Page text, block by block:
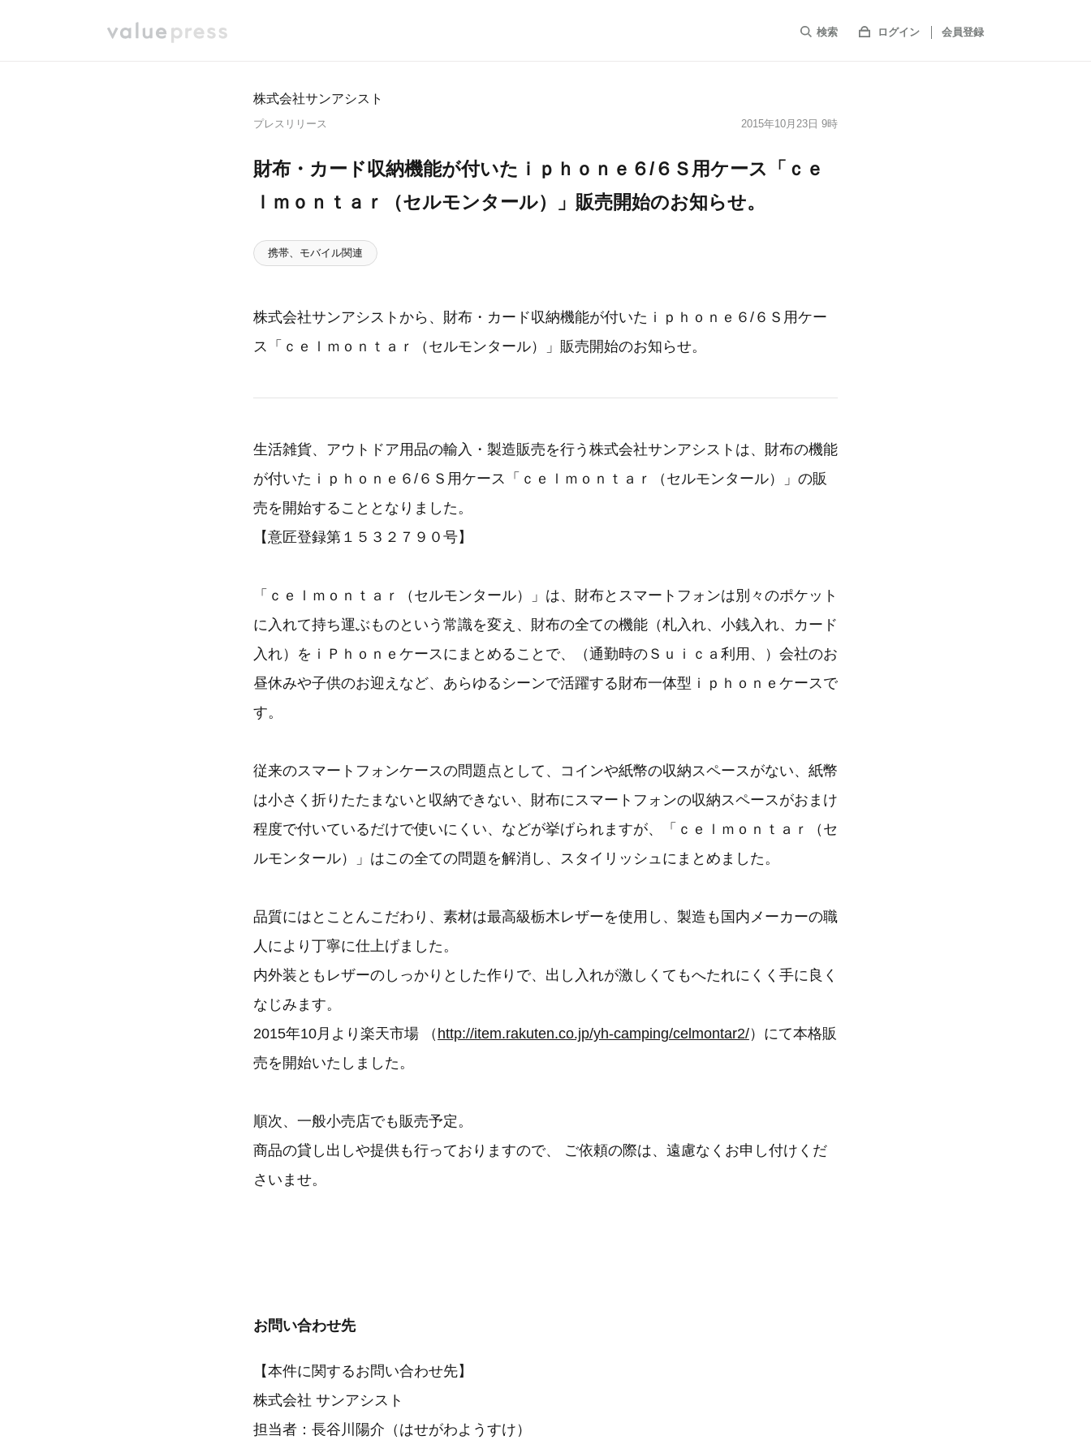
検索 ログイン 会員登録
株式会社サンアシスト
プレスリリース 2015年10月23日 9時
財布・カード収納機能が付いたｉｐｈｏｎｅ６/６Ｓ用ケース「ｃｅ
ｌｍｏｎｔａｒ（セルモンタール）」販売開始のお知らせ。
携帯、モバイル関連
株式会社サンアシストから、財布・カード収納機能が付いたｉｐｈｏｎｅ６/６Ｓ用ケー
ス「ｃｅｌｍｏｎｔａｒ（セルモンタール）」販売開始のお知らせ。
生活雑貨、アウトドア用品の輸入・製造販売を行う株式会社サンアシストは、財布の機能
が付いたｉｐｈｏｎｅ６/６Ｓ用ケース「ｃｅｌｍｏｎｔａｒ（セルモンタール）」の販
売を開始することとなりました。
【意匠登録第１５３２７９０号】
「ｃｅｌｍｏｎｔａｒ（セルモンタール）」は、財布とスマートフォンは別々のポケット
に入れて持ち運ぶものという常識を変え、財布の全ての機能（札入れ、小銭入れ、カード
入れ）をｉＰｈｏｎｅケースにまとめることで、（通勤時のＳｕｉｃａ利用、）会社のお
昼休みや子供のお迎えなど、あらゆるシーンで活躍する財布一体型ｉｐｈｏｎｅケースで
す。
従来のスマートフォンケースの問題点として、コインや紙幣の収納スペースがない、紙幣
は小さく折りたたまないと収納できない、財布にスマートフォンの収納スペースがおまけ
程度で付いているだけで使いにくい、などが挙げられますが、「ｃｅｌｍｏｎｔａｒ（セ
ルモンタール）」はこの全ての問題を解消し、スタイリッシュにまとめました。
品質にはとことんこだわり、素材は最高級栃木レザーを使用し、製造も国内メーカーの職
人により丁寧に仕上げました。
内外装ともレザーのしっかりとした作りで、出し入れが激しくてもへたれにくく手に良く
なじみます。
2015年10月より楽天市場 （ http://item.rakuten.co.jp/yh-camping/celmontar2/）にて本格販
売を開始いたしました。
順次、一般小売店でも販売予定。
商品の貸し出しや提供も行っておりますので、 ご依頼の際は、遠慮なくお申し付けくだ
さいませ。
お問い合わせ先
【本件に関するお問い合わせ先】
株式会社 サンアシスト
担当者：長谷川陽介（はせがわようすけ）